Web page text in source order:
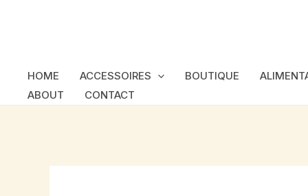
HOME ACCESSOIRES BOUTIQUE
ABOUT
CONTACT